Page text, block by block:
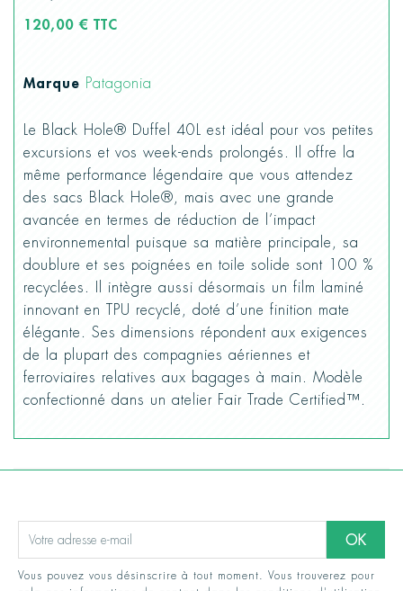
120,00 € TTC
Marque Patagonia
Le Black Hole® Duffel 40L est idéal pour vos petites
excursions et vos week-ends prolongés. Il offre la
même performance légendaire que vous attendez
des sacs Black Hole®, mais avec une grande
avancée en termes de réduction de l’impact
environnemental puisque sa matière principale, sa
doublure et ses poignées en toile solide sont 100 %
recyclées. Il intègre aussi désormais un film laminé
innovant en TPU recyclé, doté d’une finition mate
élégante. Ses dimensions répondent aux exigences
de la plupart des compagnies aériennes et
ferroviaires relatives aux bagages à main. Modèle
confectionné dans un atelier Fair Trade Certified™.
Vous pouvez vous désinscrire à tout moment. Vous trouverez pour